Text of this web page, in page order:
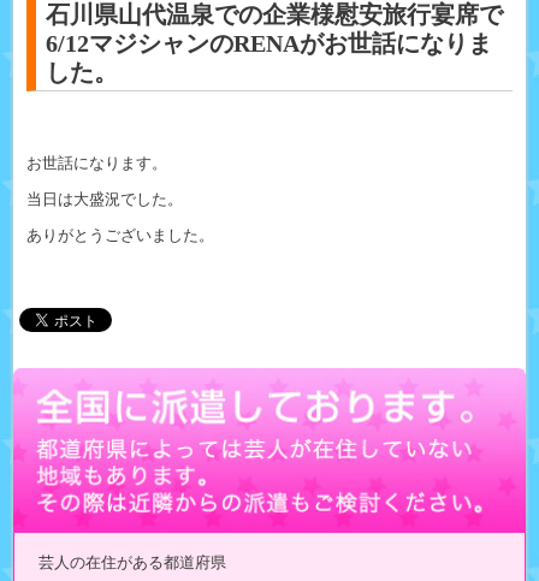
石川県山代温泉での企業様慰安旅行宴席で
6/12マジシャンのRENAがお世話になりま
した。
お世話になります。
当日は大盛況でした。
ありがとうございました。
芸人の在住がある都道府県